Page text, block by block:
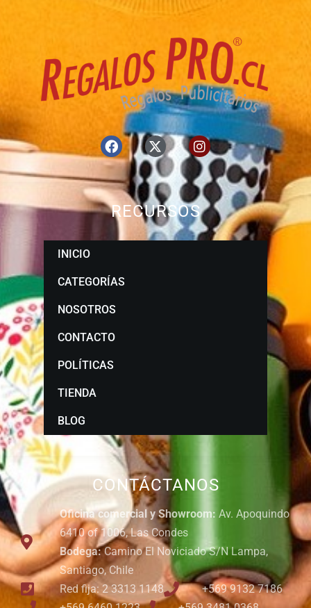
CONTÁCTANOS
Oficina comercial y Showroom: Av. Apoquindo
6410 of 1006, Las Condes
Bodega:Camino El Noviciado S/N Lampa,
Santiago, Chile
Red fija: 2 3313 1148
+569 9132 7186
RECURSOS
INICIO
CATEGORÍAS
NOSOTROS
CONTACTO
POLÍTICAS
TIENDA
BLOG